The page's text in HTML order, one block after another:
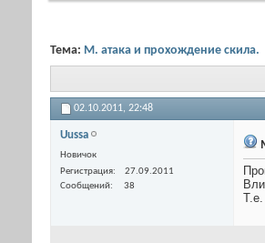
Тема: М. атака и прохождение скила.
02.10.2011, 22:48
Uussa
Новичок
Регистрация
27.09.2011
Сообщений
38